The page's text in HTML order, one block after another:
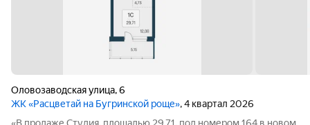
Оловозаводская улица,6
ЖК «Расцветай на Бугринской роще», 4 квартал 2026